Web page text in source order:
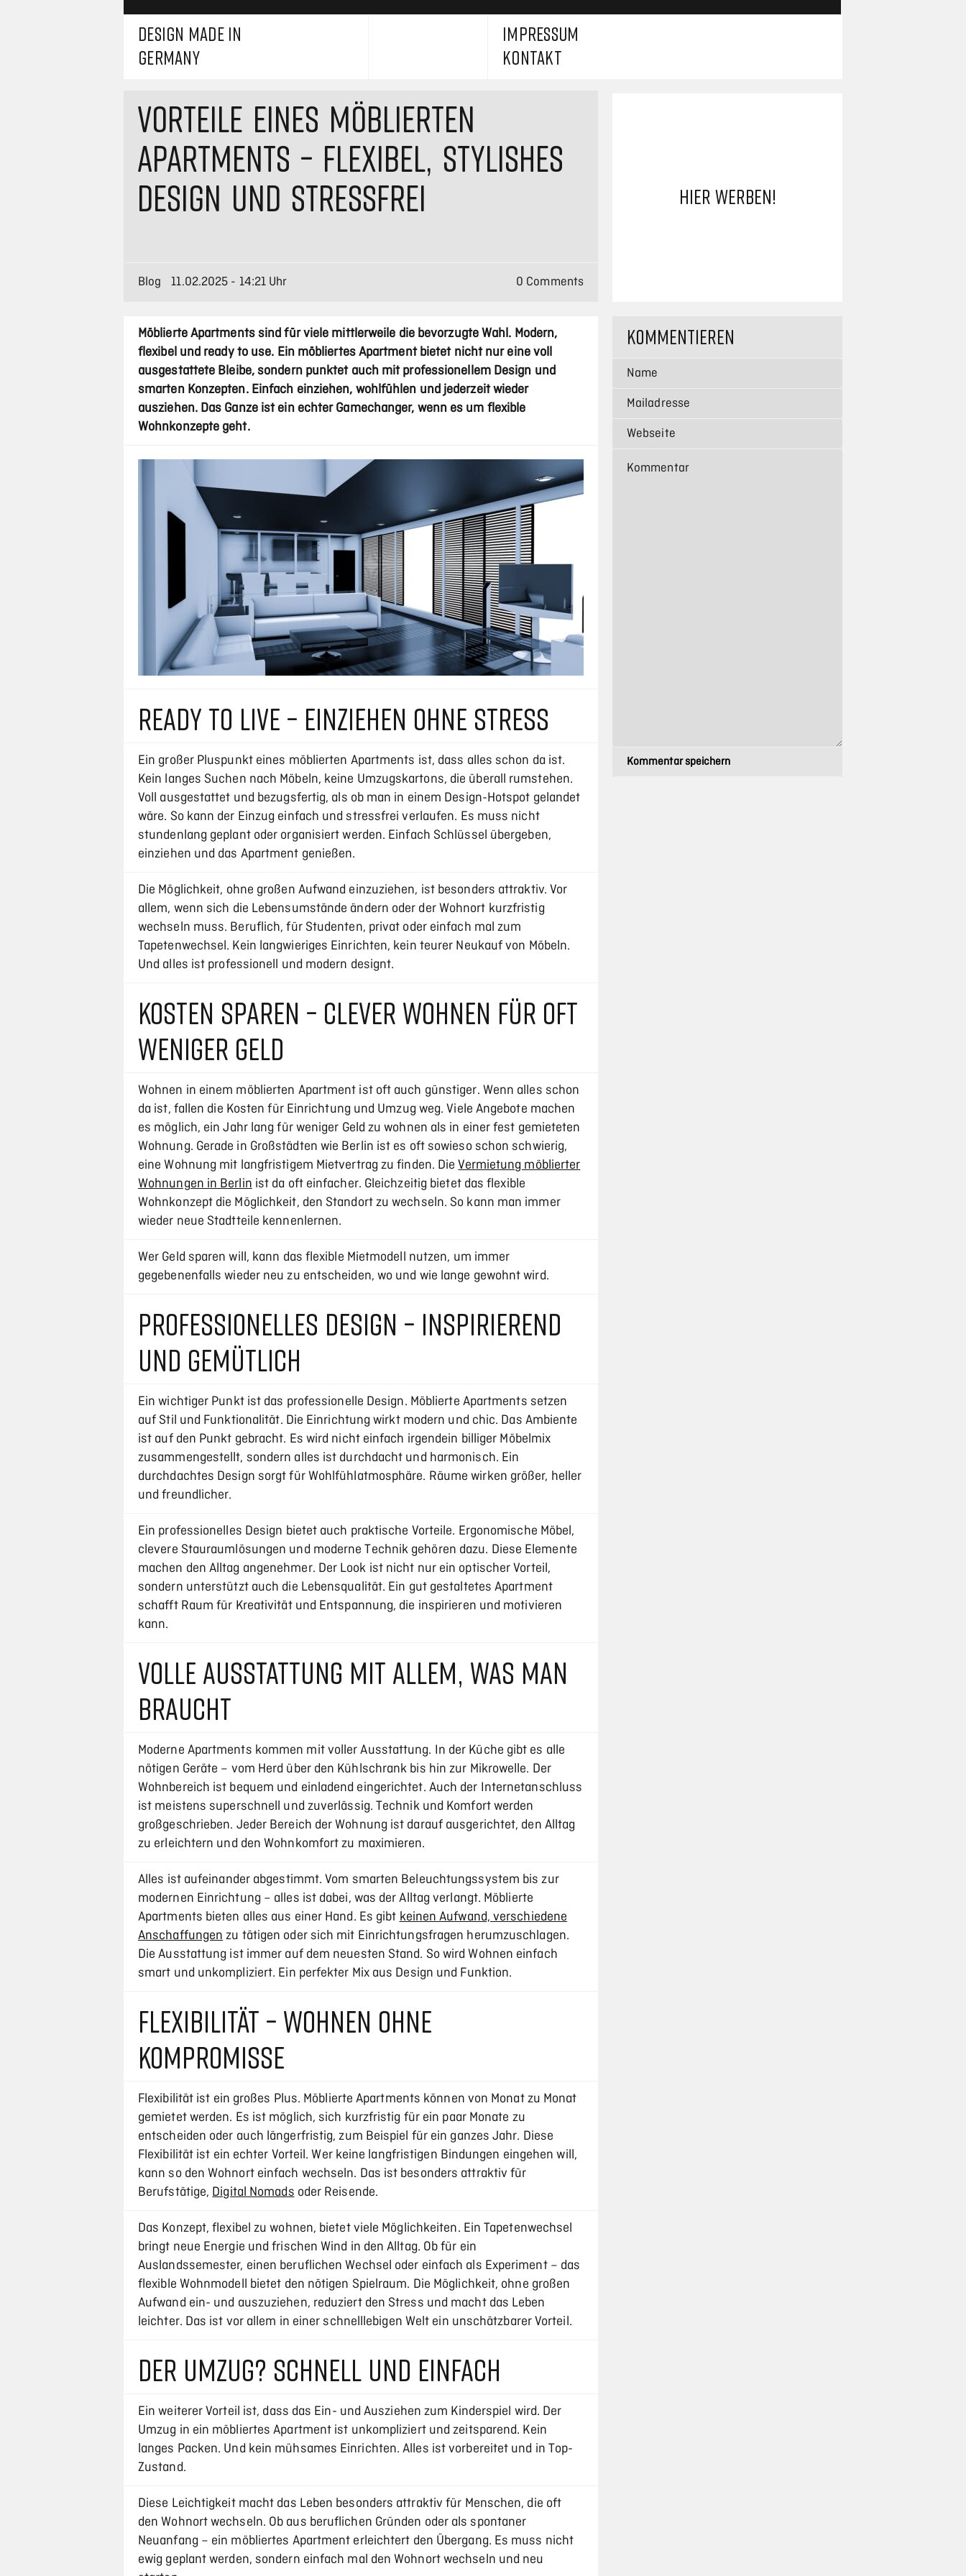
DESIGN MADE IN
GERMANY
IMPRESSUM
KONTAKT
VORTEILE EINES MÖBLIERTEN
APARTMENTS – FLEXIBEL, STYLISHES
DESIGN UND STRESSFREI
0 Comments
Blog 11.02.2025 - 14:21 Uhr
Möblierte Apartments sind für viele mittlerweile die bevorzugte Wahl. Modern,
flexibel und ready to use. Ein möbliertes Apartment bietet nicht nur eine voll
ausgestattete Bleibe, sondern punktet auch mit professionellem Design und
smarten Konzepten. Einfach einziehen, wohlfühlen und jederzeit wieder
ausziehen. Das Ganze ist ein echter Gamechanger, wenn es um flexible
Wohnkonzepte geht.
READY TO LIVE – EINZIEHEN OHNE STRESS
Ein großer Pluspunkt eines möblierten Apartments ist, dass alles schon da ist.
Kein langes Suchen nach Möbeln, keine Umzugskartons, die überall rumstehen.
Voll ausgestattet und bezugsfertig, als ob man in einem Design-Hotspot gelandet
wäre. So kann der Einzug einfach und stressfrei verlaufen. Es muss nicht
stundenlang geplant oder organisiert werden. Einfach Schlüssel übergeben,
einziehen und das Apartment genießen.
Die Möglichkeit, ohne großen Aufwand einzuziehen, ist besonders attraktiv. Vor
allem, wenn sich die Lebensumstände ändern oder der Wohnort kurzfristig
wechseln muss. Beruflich, für Studenten, privat oder einfach mal zum
Tapetenwechsel. Kein langwieriges Einrichten, kein teurer Neukauf von Möbeln.
Und alles ist professionell und modern designt.
KOSTEN SPAREN – CLEVER WOHNEN FÜR OFT
WENIGER GELD
Wohnen in einem möblierten Apartment ist oft auch günstiger. Wenn alles schon
da ist, fallen die Kosten für Einrichtung und Umzug weg. Viele Angebote machen
es möglich, ein Jahr lang für weniger Geld zu wohnen als in einer fest gemieteten
Wohnung. Gerade in Großstädten wie Berlin ist es oft sowieso schon schwierig,
eine Wohnung mit langfristigem Mietvertrag zu finden. DieVermietung möblierter
Wohnungen in Berlinist da oft einfacher. Gleichzeitig bietet das flexible
Wohnkonzept die Möglichkeit, den Standort zu wechseln. So kann man immer
wieder neue Stadtteile kennenlernen.
Wer Geld sparen will, kann das flexible Mietmodell nutzen, um immer
gegebenenfalls wieder neu zu entscheiden, wo und wie lange gewohnt wird.
PROFESSIONELLES DESIGN – INSPIRIEREND
UND GEMÜTLICH
Ein wichtiger Punkt ist das professionelle Design. Möblierte Apartments setzen
auf Stil und Funktionalität. Die Einrichtung wirkt modern und chic. Das Ambiente
ist auf den Punkt gebracht. Es wird nicht einfach irgendein billiger Möbelmix
zusammengestellt, sondern alles ist durchdacht und harmonisch. Ein
durchdachtes Design sorgt für Wohlfühlatmosphäre. Räume wirken größer, heller
und freundlicher.
Ein professionelles Design bietet auch praktische Vorteile. Ergonomische Möbel,
clevere Stauraumlösungen und moderne Technik gehören dazu. Diese Elemente
machen den Alltag angenehmer. Der Look ist nicht nur ein optischer Vorteil,
sondern unterstützt auch die Lebensqualität. Ein gut gestaltetes Apartment
schafft Raum für Kreativität und Entspannung, die inspirieren und motivieren
kann.
VOLLE AUSSTATTUNG MIT ALLEM, WAS MAN
BRAUCHT
Moderne Apartments kommen mit voller Ausstattung. In der Küche gibt es alle
nötigen Geräte – vom Herd über den Kühlschrank bis hin zur Mikrowelle. Der
Wohnbereich ist bequem und einladend eingerichtet. Auch der Internetanschluss
ist meistens superschnell und zuverlässig. Technik und Komfort werden
großgeschrieben. Jeder Bereich der Wohnung ist darauf ausgerichtet, den Alltag
zu erleichtern und den Wohnkomfort zu maximieren.
Alles ist aufeinander abgestimmt. Vom smarten Beleuchtungssystem bis zur
modernen Einrichtung – alles ist dabei, was der Alltag verlangt. Möblierte
Apartments bieten alles aus einer Hand. Es gibtkeinen Aufwand, verschiedene
Anschaffungenzu tätigen oder sich mit Einrichtungsfragen herumzuschlagen.
Die Ausstattung ist immer auf dem neuesten Stand. So wird Wohnen einfach
smart und unkompliziert. Ein perfekter Mix aus Design und Funktion.
FLEXIBILITÄT – WOHNEN OHNE
KOMPROMISSE
Flexibilität ist ein großes Plus. Möblierte Apartments können von Monat zu Monat
gemietet werden. Es ist möglich, sich kurzfristig für ein paar Monate zu
entscheiden oder auch längerfristig, zum Beispiel für ein ganzes Jahr. Diese
Flexibilität ist ein echter Vorteil. Wer keine langfristigen Bindungen eingehen will,
kann so den Wohnort einfach wechseln. Das ist besonders attraktiv für
Berufstätige,Digital Nomadsoder Reisende.
Das Konzept, flexibel zu wohnen, bietet viele Möglichkeiten. Ein Tapetenwechsel
bringt neue Energie und frischen Wind in den Alltag. Ob für ein
Auslandssemester, einen beruflichen Wechsel oder einfach als Experiment – das
flexible Wohnmodell bietet den nötigen Spielraum. Die Möglichkeit, ohne großen
Aufwand ein- und auszuziehen, reduziert den Stress und macht das Leben
leichter. Das ist vor allem in einer schnelllebigen Welt ein unschätzbarer Vorteil.
DER UMZUG? SCHNELL UND EINFACH
Ein weiterer Vorteil ist, dass das Ein- und Ausziehen zum Kinderspiel wird. Der
Umzug in ein möbliertes Apartment ist unkompliziert und zeitsparend. Kein
langes Packen. Und kein mühsames Einrichten. Alles ist vorbereitet und in Top-
Zustand.
Diese Leichtigkeit macht das Leben besonders attraktiv für Menschen, die oft
den Wohnort wechseln. Ob aus beruflichen Gründen oder als spontaner
Neuanfang – ein möbliertes Apartment erleichtert den Übergang. Es muss nicht
ewig geplant werden, sondern einfach mal den Wohnort wechseln und neu
HIER WERBEN!
KOMMENTIEREN